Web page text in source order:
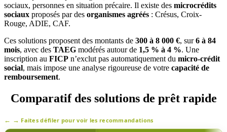
sociaux, personnes en situation précaire. Il existe des microcrédits
sociaux proposés par des organismes agréés : Crésus, Croix-
Rouge, ADIE, CAF.
Ces solutions proposent des montants de 300 à 8 000 €, sur6 à 84
mois, avec des TAEG modérés autour de 1,5 % à 4 %. Une
inscription au FICP n’exclut pas automatiquement du micro-crédit
social, mais impose une analyse rigoureuse de votre capacité de
remboursement.
Comparatif des solutions de prêt rapide
Faites défiler pour voir les recommandations